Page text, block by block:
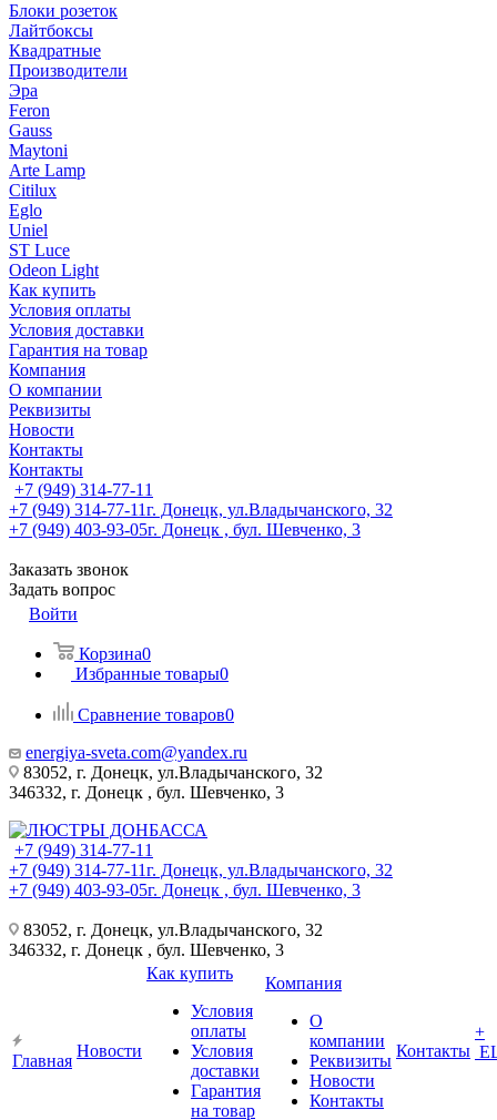
Блоки розеток
Лайтбоксы
Квадратные
Производители
Эра
Feron
Gauss
Maytoni
Arte Lamp
Citilux
Eglo
Uniel
ST Luce
Odeon Light
Как купить
Условия оплаты
Условия доставки
Гарантия на товар
Компания
О компании
Реквизиты
Новости
Контакты
Контакты
+7 (949) 314-77-11
+7 (949) 314-77-11г. Донецк, ул.Владычанского, 32
+7 (949) 403-93-05г. Донецк , бул. Шевченко, 3
Заказать звонок
Задать вопрос
Войти
Корзина0
Избранные товары0
Сравнение товаров0
energiya-sveta.com@yandex.ru
83052, г. Донецк, ул.Владычанского, 32
346332, г. Донецк , бул. Шевченко, 3
+7 (949) 314-77-11
+7 (949) 314-77-11г. Донецк, ул.Владычанского, 32
+7 (949) 403-93-05г. Донецк , бул. Шевченко, 3
83052, г. Донецк, ул.Владычанского, 32
346332, г. Донецк , бул. Шевченко, 3
Главная
Новости
Как купить
Условия
оплаты
Условия
доставки
Гарантия
на товар
Компания
О
компании
Реквизиты
Новости
Контакты
Контакты
+